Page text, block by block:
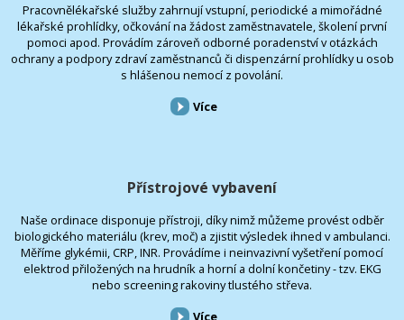
Pracovnělékařské služby zahrnují vstupní, periodické a mimořádné
lékařské prohlídky, očkování na žádost zaměstnavatele, školení první
pomoci apod. Provádím zároveň odborné poradenství v otázkách
ochrany a podpory zdraví zaměstnanců či dispenzární prohlídky u osob
s hlášenou nemocí z povolání.
Více
Přístrojové vybavení
Naše ordinace disponuje přístroji, díky nimž můžeme provést odběr
biologického materiálu (krev, moč) a zjistit výsledek ihned v ambulanci.
Měříme glykémii, CRP, INR. Provádíme i neinvazivní vyšetření pomocí
elektrod přiložených na hrudník a horní a dolní končetiny - tzv. EKG
nebo screening rakoviny tlustého střeva.
Více